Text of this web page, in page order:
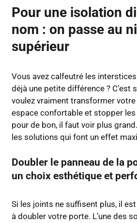
Pour une isolation
nom : on passe au
supérieur
Vous avez calfeutré les
déjà une petite différence ? C’est
voulez vraiment transformer votre
espace confortable et stopper les
pour de bon, il faut voir plus
les solutions qui font un effet
Doubler le panneau de la
un choix esthétique et
Si les joints ne suffisent plus, il
à doubler votre porte. L’une des